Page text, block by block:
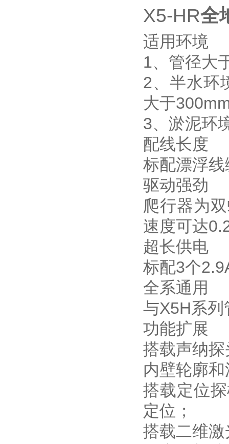
X5-HR全
适用环境
1、管径大
2、半水环
大于
3、淤泥环
配线长度
标配漂浮
驱动强劲
爬行器为
速度可达
超长供电
标配3个
全系通用
与X5H系
功能扩展
搭载声纳
内壁轮廓
搭载定位
定位；
搭载二维